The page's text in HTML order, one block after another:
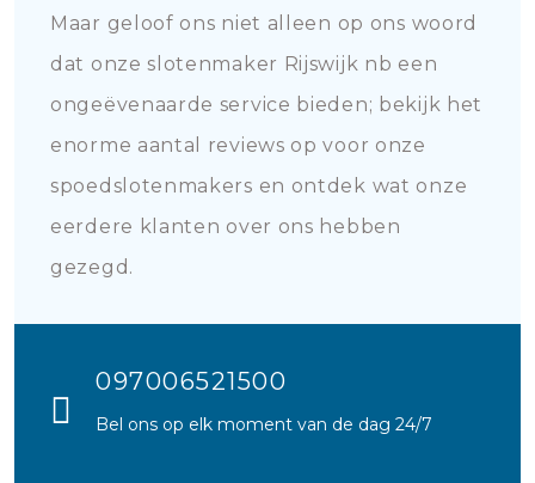
Maar geloof ons niet alleen op ons woord
dat onze slotenmaker Rijswijk nb een
ongeëvenaarde service bieden; bekijk het
enorme aantal reviews op voor onze
spoedslotenmakers en ontdek wat onze
eerdere klanten over ons hebben
gezegd.
097006521500
Bel ons op elk moment van de dag 24/7